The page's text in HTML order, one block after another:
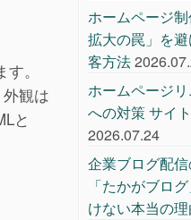
。
観は
と
ホームページ
拡大の罠」を
客方法
ホームページ
への対策 サイ
2026.07.24
企業ブログ配
「たかがブロ
けない本当の